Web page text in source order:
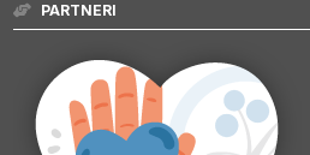
PARTNERI